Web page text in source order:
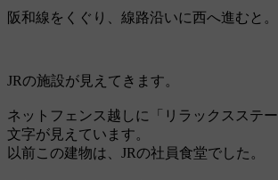
阪和線をくぐり、線路沿いに西へ進むと。
JRの施設が見えてきます。
ネットフェンス越しに「リラックスステ
文字が見えています。
以前この建物は、JRの社員食堂でした。